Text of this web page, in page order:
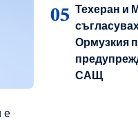
е
Техеран и
Ормузкия
САЩ